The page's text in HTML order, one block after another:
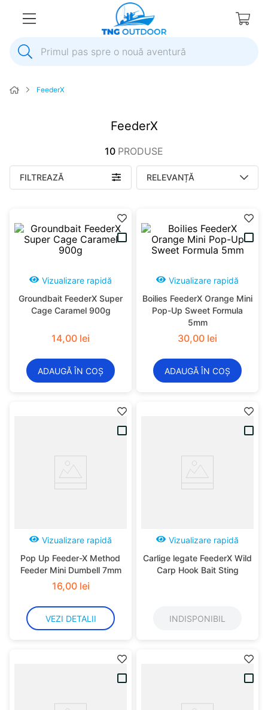
Primul pas spre o nouă aventură
2.
ancora
8.
mulineta
biminitop
FeederX
FeederX
10 PRODUSE
FILTREAZĂ RELEVANȚĂ
Vizualizare rapidă
Groundbait FeederX Super
Cage Caramel 900g
14,00 lei
ADAUGĂ ÎN COȘ
Vizualizare rapidă
Boilies FeederX Orange Mini
Pop-Up Sweet Formula
5mm
30,00 lei
ADAUGĂ ÎN COȘ
Vizualizare rapidă
Pop Up Feeder-X Method
Feeder Mini Dumbell 7mm
16,00 lei
VEZI DETALII
Vizualizare rapidă
Carlige legate FeederX Wild
Carp Hook Bait Sting
INDISPONIBIL